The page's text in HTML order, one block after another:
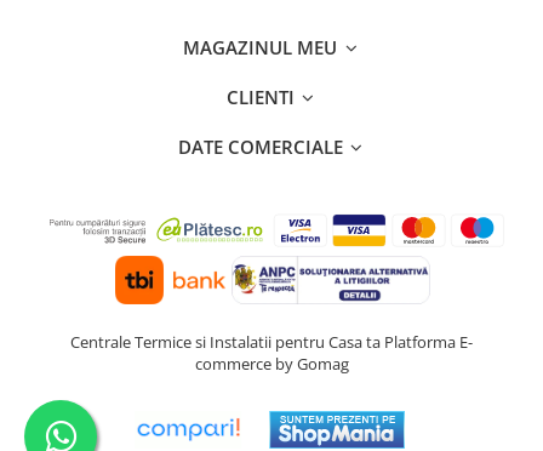
Racorduri flexibile de apa
Racorduri flexibile apa
Racord flexibil din inox
Racord flexibil monocomanda cu
invelis din cauciuc
cauciuc
Perdele Dus
Clapete de actionare
MAGAZINUL MEU
CLIENTI
DATE COMERCIALE
Centrale Termice si Instalatii pentru Casa ta Platforma E-
commerce by Gomag